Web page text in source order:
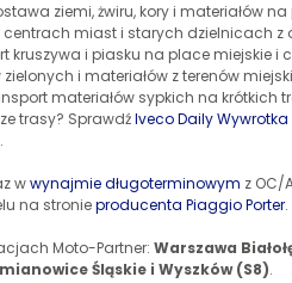
ziemi, żwiru, kory i materiałów
miast i starych dzielnicach
kruszywa i piasku na place miejskie i
i materiałów z terenów
materiałów sypkich na krótkich
trasy? SprawdźIveco Daily Wywrotka
.
wwynajmie długoterminowym z OC/
na stronieproducenta Piaggio Porter.
Moto-Partner: Warszawa
Śląskie i Wyszków (S8).